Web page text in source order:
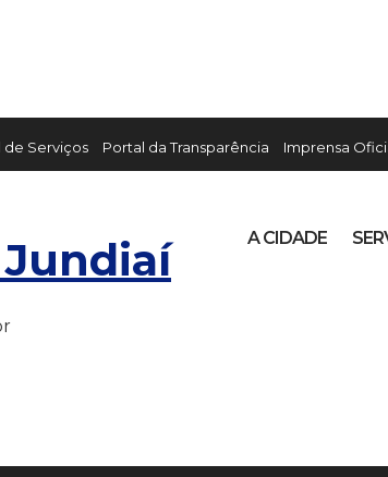
de Serviços Portal da Transparência Imprensa
A CIDADE